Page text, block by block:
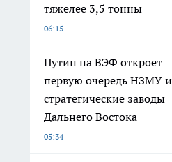
тяжелее 3,5 тонны
06:15
Путин на ВЭФ откроет
первую очередь НЗМУ и
стратегические заводы
Дальнего Востока
05:34